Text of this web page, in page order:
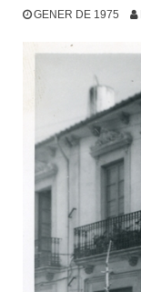
GENER DE 1975